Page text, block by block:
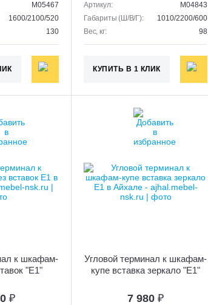
M05467
1600/2100/520
130
Артикул:
M04843
Габариты (Ш/В/Г):
1010/2200/600
Вес, кг:
98
КУПИТЬ В 1 КЛИК
к шкафам-
"Е1"
₽
Угловой терминал к шкафам-
купе вставка зеркало "Е1"
7 980 ₽